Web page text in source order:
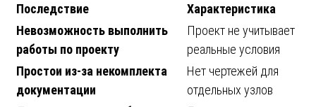
Последствие
Характеристика
Невозможность выполнить
работы по проекту
Проект не учитывает
реальные условия
Простои из-за некомплекта
документации
Нет чертежей для
отдельных узлов